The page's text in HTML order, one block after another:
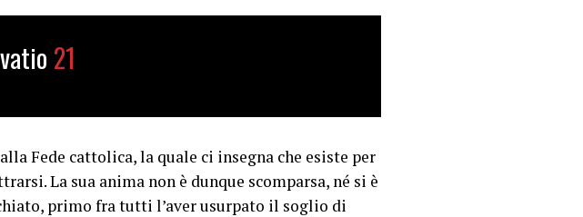
21
Fede cattolica, la quale ci insegna che esiste per
La sua anima non è dunque scomparsa, né si è
primo fra tutti l’aver usurpato il soglio di